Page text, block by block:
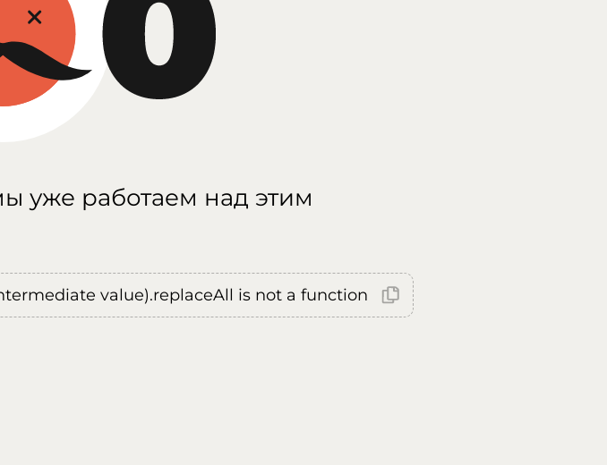
уже работаем над этим
value).replaceAll is not a function